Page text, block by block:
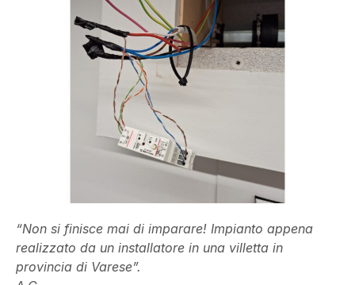
“Non si finisce mai di imparare! Impianto appena
realizzato da un installatore in una villetta in
provincia di Varese”.